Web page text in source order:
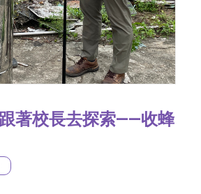
著校長去探索——收蜂